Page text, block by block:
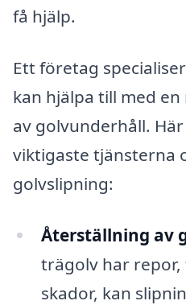
få hjälp.
Ett företag
kan hjälpa till med
av golvunderhåll.
viktigaste tjänsterna
golvslipning:
Återställning av
trägolv har
skador, kan